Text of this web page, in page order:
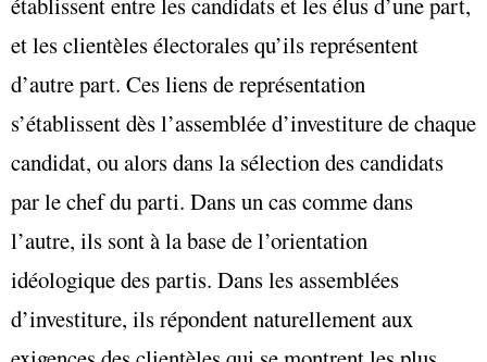
et les clientèles électorales qu’ils représentent
d’autre part. Ces liens de représentation
s’établissent dès l’assemblée d’investiture de chaque
candidat, ou alors dans la sélection des candidats
par le chef du parti. Dans un cas comme dans
l’autre, ils sont à la base de l’orientation
idéologique des partis. Dans les assemblées
d’investiture, ils répondent naturellement aux